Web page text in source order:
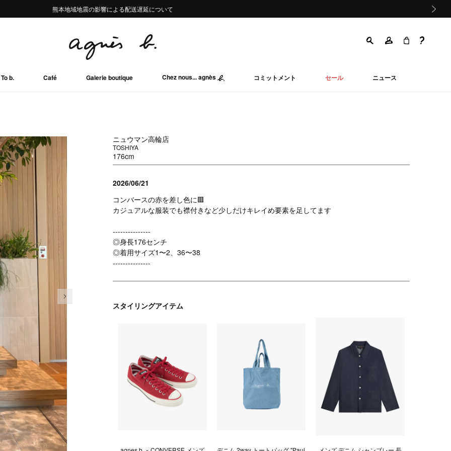
熊本地域地震の影響による配送遅延について
Summer Sale 2buy10%OFF!!
熊本地域地震の影響による配送遅延について
Summer Sale 2buy10%OFF!!
To b. Café Galerie boutique Chez nous... agnès コミットメント セール ニュース
ニュウマン高輪店
TOSHIYA
176cm
2026/06/21
コンバースの赤を差し色に🟥
カジュアルな服装でも襟付きなど少しだけキレイめ要素を足してます
---------------
◎身長176センチ
◎着用サイズ1〜2、36〜38
---------------
スタイリングアイテム